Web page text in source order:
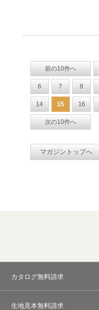
前の10件へ
6 7 8
14 15 16
次の10件へ
マガジントップへ
カタログ無料請求
生地見本無料請求